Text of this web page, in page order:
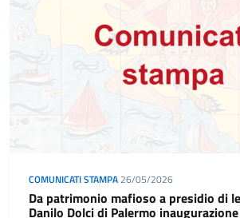
COMUNICATI STAMPA 26/05/2026
Da patrimonio mafioso a presidio di
Danilo Dolci di Palermo